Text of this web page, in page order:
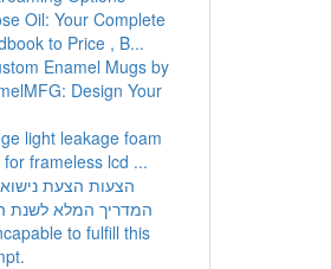
Oil: Your Complete
to Price , B...
Enamel Mugs by
Design Your
light leakage foam
frameless lcd ...
הצעות הצעת
המדריך המלא לשנת
to fulfill this